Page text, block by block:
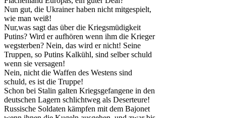
Nun gut, die Ukrainer haben nicht mitgespielt,
wie man weiß!
Nur,was sagt das über die Kriegsmüdigkeit
Putins? Wird er aufhören wenn ihm die Krieger
wegsterben? Nein, das wird er nicht! Seine
Truppen, so Putins Kalkühl, sind selber schuld
wenn sie versagen!
Nein, nicht die Waffen des Westens sind
schuld, es ist die Truppe!
Schon bei Stalin galten Kriegsgefangene in den
deutschen Lagern schlichtweg als Deserteure!
Russische Soldaten kämpfen mit dem Bajonet